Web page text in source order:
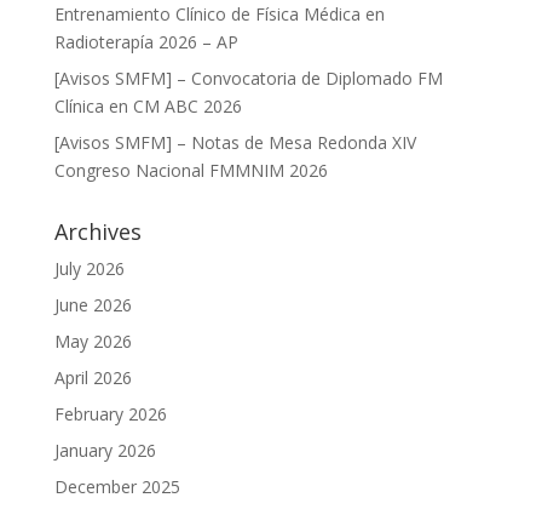
Entrenamiento Clínico de Física Médica en
Radioterapía 2026 – AP
[Avisos SMFM] – Convocatoria de Diplomado FM
Clínica en CM ABC 2026
[Avisos SMFM] – Notas de Mesa Redonda XIV
Congreso Nacional FMMNIM 2026
Archives
July 2026
June 2026
May 2026
April 2026
February 2026
January 2026
December 2025